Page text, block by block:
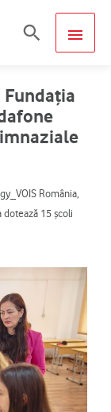
MAIN
Search
Fundația
România,
dotează 15 școli